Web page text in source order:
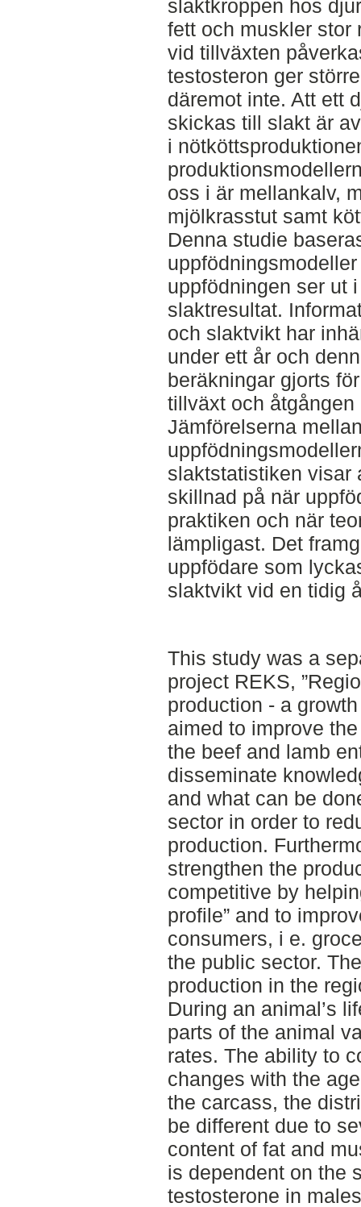
slaktkroppen hos
fett och muskler stor
vid tillväxten
testosteron ger
däremot inte. Att ett
skickas till slakt är
i
oss i är mellankalv,
mjölkrasstut samt
Denna studie
uppfödningen ser ut
slaktresultat.
och slaktvikt har
under ett år och
beräkningar gjorts
tillväxt och
Jämförelserna
slaktstatistiken visar
skillnad på när
praktiken och när
lämpligast. Det
uppfödare som
slaktvikt vid en tidig
This study was a
project REKS,
production - a
aimed to improve
the beef and lamb
disseminate
and what can be
sector in order to
production.
strengthen the
competitive by
profile” and to
consumers, i e.
the public sector.
production in the
During an animal’s
parts of the animal
rates. The ability to
changes with the
the carcass, the
be different due to
content of fat and
is dependent on the
testosterone in